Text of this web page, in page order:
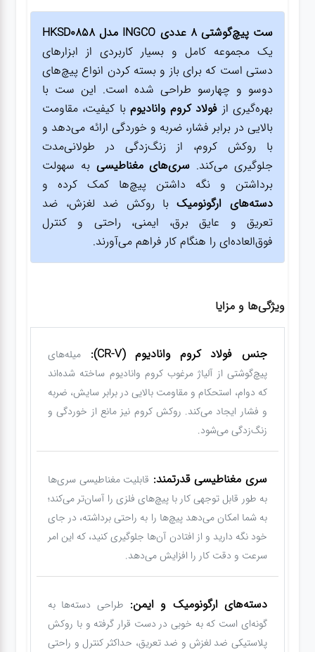
ست پیچ‌گوشتی 8 عددی INGCO مدل HKSD0858
یک مجموعه کامل و بسیار کاربردی از ابزارهای
دستی است که برای باز و بسته کردن انواع پیچ‌های
دوسو و چهارسو طراحی شده است. این ست با
بهره‌گیری از فولاد کروم وانادیوم با کیفیت، مقاومت
بالایی در برابر فشار، ضربه و خوردگی ارائه می‌دهد و
با روکش کروم، از زنگ‌زدگی در طولانی‌مدت
جلوگیری می‌کند. سری‌های مغناطیسی به سهولت
برداشتن و نگه داشتن پیچ‌ها کمک کرده و
دسته‌های ارگونومیکبا روکش ضد لغزش، ضد
تعریق و عایق برق، ایمنی، راحتی و کنترل
فوق‌العاده‌ای را هنگام کار فراهم می‌آورند.
ویژگی‌ها و مزایا
جنس فولاد کروم وانادیوم (CR-V):
میله‌های
پیچ‌گوشتی از آلیاژ مرغوب کروم وانادیوم ساخته شده‌اند
که دوام، استحکام و مقاومت بالایی در برابر سایش، ضربه
و فشار ایجاد می‌کند. روکش کروم نیز مانع از خوردگی و
زنگ‌زدگی می‌شود.
سری مغناطیسی قدرتمند: قابلیت مغناطیسی سری‌ها
به طور قابل توجهی کار با پیچ‌های فلزی را آسان‌تر می‌کند؛
به شما امکان می‌دهد پیچ‌ها را به راحتی برداشته، در جای
خود نگه دارید و از افتادن آن‌ها جلوگیری کنید، که این امر
سرعت و دقت کار را افزایش می‌دهد.
دسته‌های ارگونومیک و ایمن: طراحی دسته‌ها به
گونه‌ای است که به خوبی در دست قرار گرفته و با روکش
پلاستیکی ضد لغزش و ضد تعریق، حداکثر کنترل و راحتی